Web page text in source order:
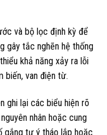
và bộ lọc định kỳ để
gây tắc nghẽn hệ thống
khả năng xảy ra lỗi
biến, van điện từ.
ghi lại các biểu hiện rõ
nhân hoặc cung
gắng tự ý tháo lắp hoặc